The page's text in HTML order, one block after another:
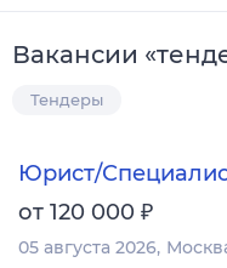
Вакансии «
Тендеры
Юрист/
от 120 000 ₽
05 августа 2026